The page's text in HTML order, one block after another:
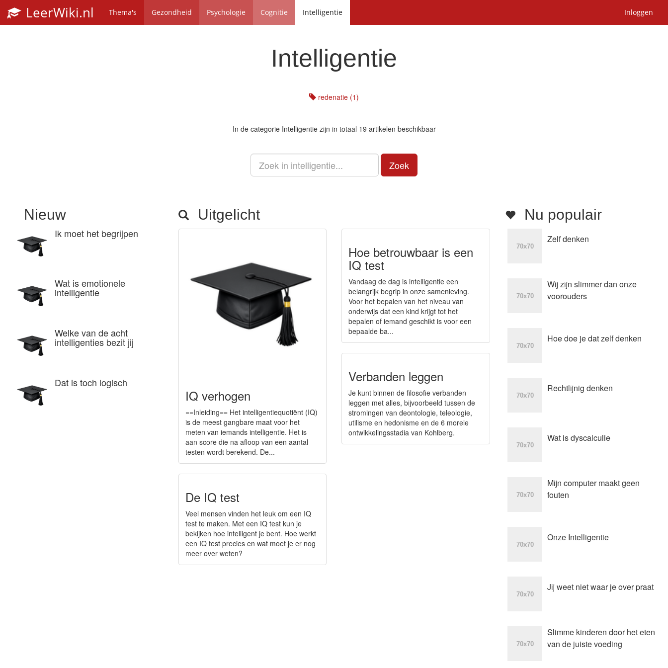
LeerWiki.nl Thema's Gezondheid Psychologie Cognitie Intelligentie Inloggen
Intelligentie
redenatie (1)
In de categorie Intelligentiezijn in totaal 19 artikelen beschikbaar
Zoek
Nieuw
Ik moet het begrijpen
Wat is emotionele
intelligentie
Welke van de acht
intelligenties bezit jij
Dat is toch logisch
Uitgelicht
IQ verhogen
==Inleiding== Het intelligentiequotiënt (IQ)
is de meest gangbare maat voor het
meten van iemands intelligentie. Het is
aan score die na afloop van een aantal
testen wordt berekend. De...
De IQ test
Veel mensen vinden het leuk om een IQ
test te maken. Met een IQ test kun je
bekijken hoe intelligent je bent. Hoe werkt
een IQ test precies en wat moet je er nog
meer over weten?
Hoe betrouwbaar is een
IQ test
Vandaag de dag is intelligentie een
belangrijk begrip in onze samenleving.
Voor het bepalen van het niveau van
onderwijs dat een kind krijgt tot het
bepalen of iemand geschikt is voor een
bepaalde ba...
Verbanden leggen
Je kunt binnen de filosofie verbanden
leggen met alles, bijvoorbeeld tussen de
stromingen van deontologie, teleologie,
utilisme en hedonisme en de 6 morele
ontwikkelingsstadia van Kohlberg.
Nu populair
Zelf denken
Wij zijn slimmer dan onze
voorouders
Hoe doe je dat zelf denken
Rechtlijnig denken
Wat is dyscalculie
Mijn computer maakt geen
fouten
Onze Intelligentie
Jij weet niet waar je over praat
Slimme kinderen door het eten
van de juiste voeding